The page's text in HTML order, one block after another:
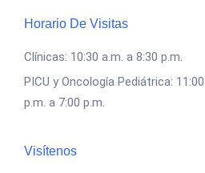
Horario De Visitas
Clínicas: 10:30 a.m. a 8:30 p.m.
PICU y Oncología Pediátrica:
p.m. a 7:00 p.m.
Visítenos